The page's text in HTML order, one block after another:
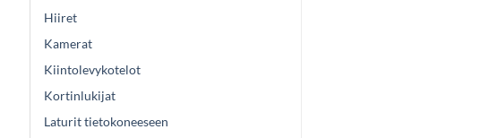
Hiiret
Kamerat
Kiintolevykotelot
Kortinlukijat
Laturit tietokoneeseen